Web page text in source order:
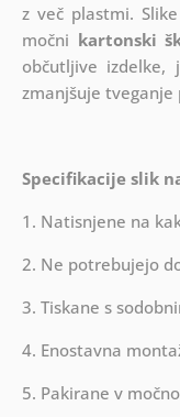
z več plastmi.
močni kartonski
občutljive izdelke,
zmanjšuje tveganje
Specifikacije slik
1. Natisnjene na
2. Ne potrebujejo
3. Tiskane s
4. Enostavna
5. Pakirane v